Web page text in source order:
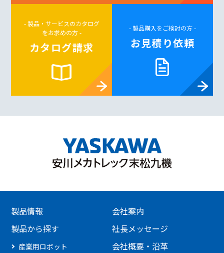
- 製品・サービスのカタログ
をお求めの方 -
カタログ請求
- 製品購入をご検討の方 -
お見積り依頼
製品情報
製品から探す
産業用ロボット
会社案内
社長メッセージ
会社概要・沿革